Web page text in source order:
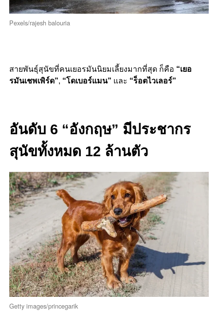
Pexels/rajesh balouria
สายพันธุ์สุนัขที่คนเยอรมันนิยมเลี้ยงมากที่สุด ก็คือ “เยอ
รมันเชพเพิร์ด”, “โดเบอร์แมน” และ “ร็อตไวเลอร์”
อันดับ 6 “อังกฤษ” มีประชากร
สุนัขทั้งหมด 12 ล้านตัว
Getty images/princegarik